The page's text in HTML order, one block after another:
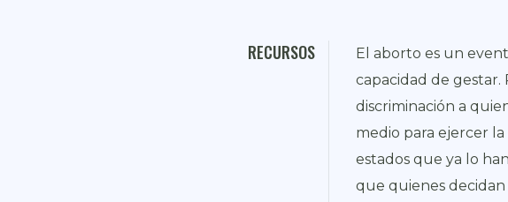
RECURSOS
El aborto es un
capacidad de
discriminación a
medio para ejercer
estados que ya lo
que quienes decidan